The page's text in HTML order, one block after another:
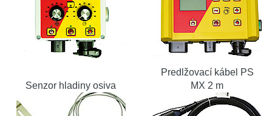
Senzor hladiny osiva
Predlžovací kábel PS
MX 2 m